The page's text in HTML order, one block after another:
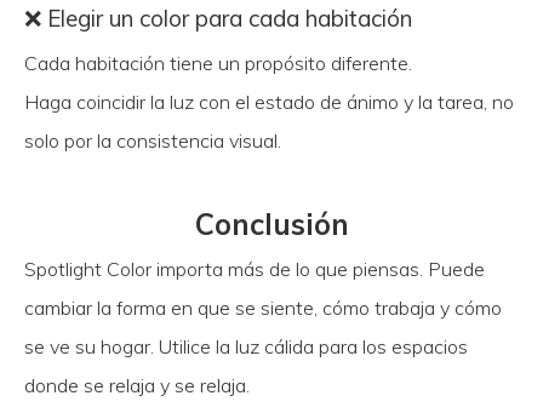
❌ Elegir un color para cada habitación
Cada habitación tiene un propósito diferente.
Haga coincidir la luz con el estado de ánimo y la tarea, no
solo por la consistencia visual.
Conclusión
Spotlight Color importa más de lo que piensas. Puede
cambiar la forma en que se siente, cómo trabaja y cómo
se ve su hogar. Utilice la luz cálida para los espacios
donde se relaja y se relaja.